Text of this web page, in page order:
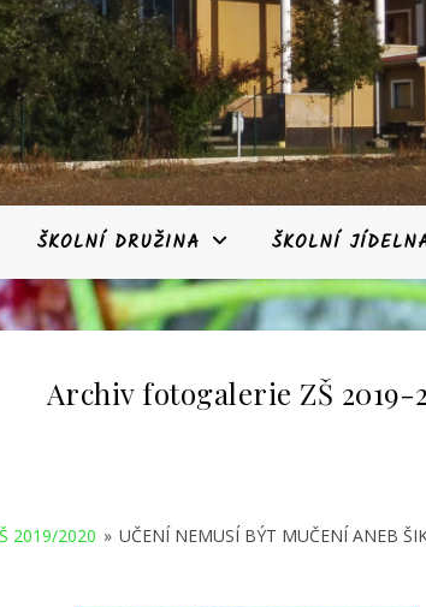
ŠKOLNÍ DRUŽINA ŠKOLNÍ
Archiv fotogalerie ZŠ 2019-
2019/2020 » UČENÍ NEMUSÍ BÝT MUČENÍ ANEB